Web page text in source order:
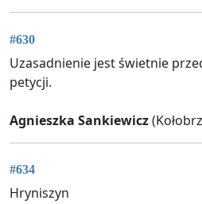
#630
Uzasadnienie jest świetnie
petycji.
Agnieszka Sankiewicz
#634
Hryniszyn